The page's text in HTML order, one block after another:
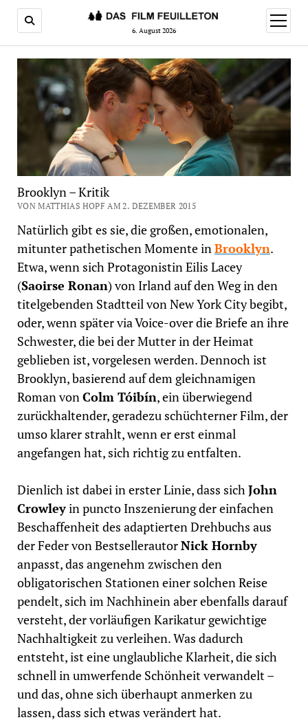
6. August 2026
Menü
öffnen
Brooklyn – Kritik
VON MATTHIAS HOPF AM 2. DEZEMBER 2015
Natürlich gibt es sie, die großen, emotionalen,
mitunter pathetischen Momente inBrooklyn.
Etwa, wenn sich Protagonistin Eilis Lacey
(Saoirse Ronan) von Irland auf den Weg in den
titelgebenden Stadtteil von New York City begibt,
oder, wenn später via Voice-over die Briefe an ihre
Schwester, die bei der Mutter in der Heimat
geblieben ist, vorgelesen werden. Dennoch ist
Brooklyn, basierend auf dem gleichnamigen
Roman vonColm Tóibín, ein überwiegend
zurückhaltender, geradezu schüchterner Film, der
umso klarer strahlt, wenn er erst einmal
angefangen hat, sich richtig zu entfalten.
Dienlich ist dabei in erster Linie, dass sichJohn
Crowleyin puncto Inszenierung der einfachen
Beschaffenheit des adaptierten Drehbuchs aus
der Feder von BestsellerautorNick Hornby
anpasst, das angenehm zwischen den
obligatorischen Stationen einer solchen Reise
pendelt, sich im Nachhinein aber ebenfalls darauf
versteht, der vorläufigen Karikatur gewichtige
Nachhaltigkeit zu verleihen. Was dadurch
entsteht, ist eine unglaubliche Klarheit, die sich
schnell in umwerfende Schönheit verwandelt –
und das, ohne sich überhaupt anmerken zu
lassen, dass sich etwas verändert hat.